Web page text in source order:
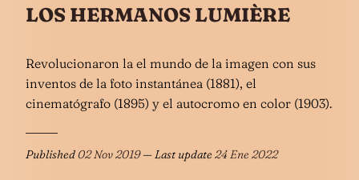
LOS HERMANOS LUMIÈRE
Revolucionaron la el mundo de la imagen con sus
inventos de la foto instantánea (1881), el
cinematógrafo (1895) y el autocromo en color (1903).
Published02 Nov 2019— Last update24 Ene 2022